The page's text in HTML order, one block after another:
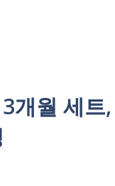
개월 세트,